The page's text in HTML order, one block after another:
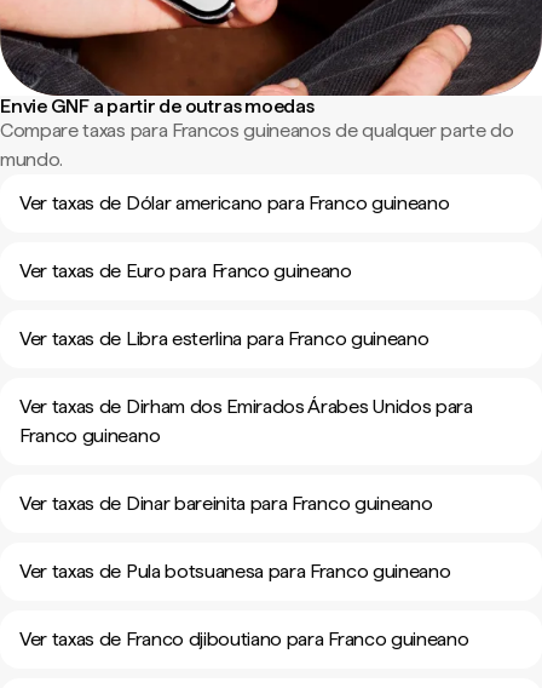
Envie GNF a partir de outras moedas
Compare taxas para Francos guineanos de qualquer parte do
mundo.
Ver taxas de Dólar americano para Franco guineano
Ver taxas de Euro para Franco guineano
Ver taxas de Libra esterlina para Franco guineano
Ver taxas de Dirham dos Emirados Árabes Unidos para
Franco guineano
Ver taxas de Dinar bareinita para Franco guineano
Ver taxas de Pula botsuanesa para Franco guineano
Ver taxas de Franco djiboutiano para Franco guineano